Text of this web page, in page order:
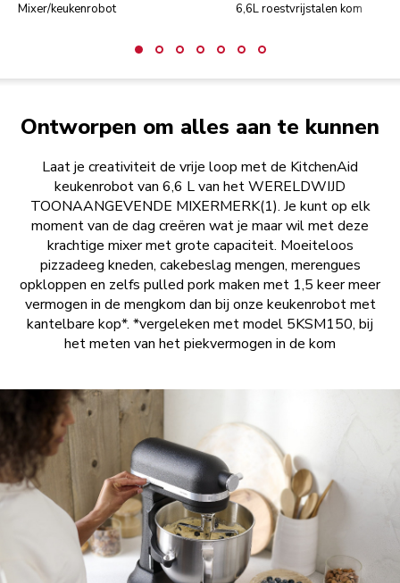
Mixer/keukenrobot 6,6L roestvrijstalen kom
Ontworpen om alles aan te kunnen
Laat je creativiteit de vrije loop met de KitchenAid
keukenrobot van 6,6 L van het WERELDWIJD
TOONAANGEVENDE MIXERMERK(1). Je kunt op elk
moment van de dag creëren wat je maar wil met deze
krachtige mixer met grote capaciteit. Moeiteloos
pizzadeeg kneden, cakebeslag mengen, merengues
opkloppen en zelfs pulled pork maken met 1,5 keer meer
vermogen in de mengkom dan bij onze keukenrobot met
kantelbare kop*. *vergeleken met model 5KSM150, bij
het meten van het piekvermogen in de kom